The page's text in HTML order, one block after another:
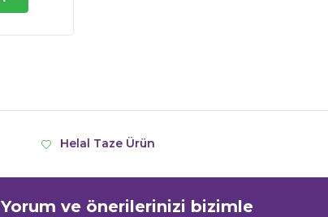
Helal Taze Ürün
Yorum ve önerilerinizi bizimle